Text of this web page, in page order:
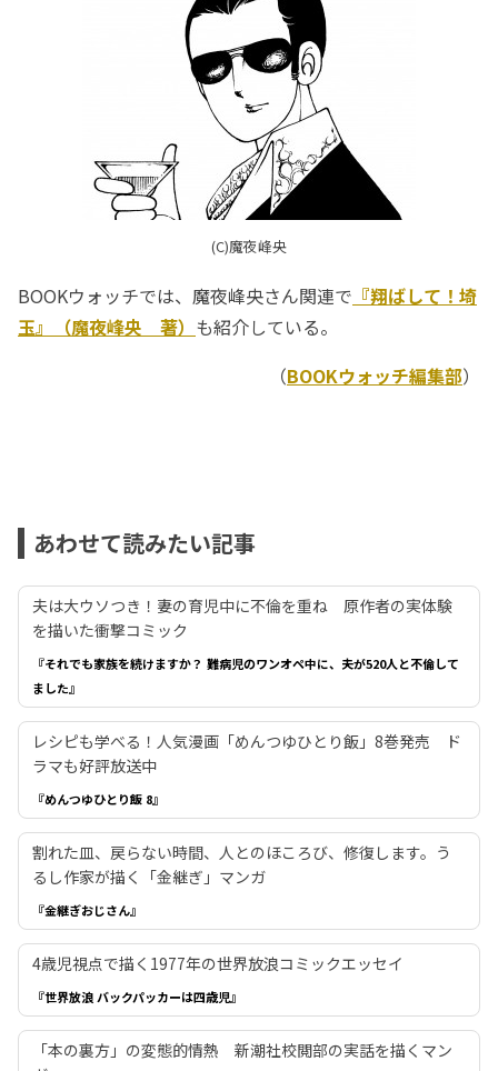
(C)魔夜峰央
BOOKウォッチでは、魔夜峰央さん関連で 『翔ばして！埼
玉』（魔夜峰央 著） も紹介している。
（BOOKウォッチ編集部）
あわせて読みたい記事
夫は大ウソつき！妻の育児中に不倫を重ね 原作者の実体験
を描いた衝撃コミック
『それでも家族を続けますか？ 難病児のワンオペ中に、夫が520人と不倫して
ました』
レシピも学べる！人気漫画「めんつゆひとり飯」8巻発売 ド
ラマも好評放送中
『めんつゆひとり飯 8』
割れた皿、戻らない時間、人とのほころび、修復します。う
るし作家が描く「金継ぎ」マンガ
『金継ぎおじさん』
4歳児視点で描く1977年の世界放浪コミックエッセイ
『世界放浪 バックパッカーは四歳児』
「本の裏方」の変態的情熱 新潮社校閲部の実話を描くマン